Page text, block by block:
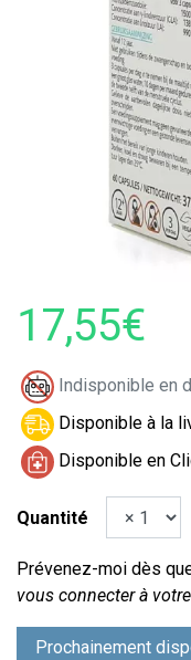
17,55€
Indisponible en
Disponible à la
Disponible en
Quantité
Prévenez-moi dès
vous connecter à
Prochainement